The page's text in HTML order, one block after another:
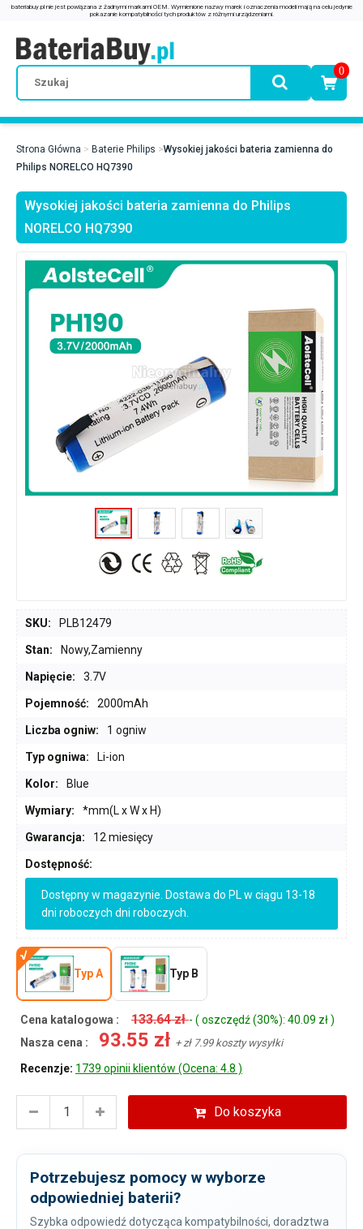
0
Strona Główna Baterie Philips
Wysokiej jakości bateria zamienna do
Philips NORELCO HQ7390
Wysokiej jakości bateria zamienna do Philips
NORELCO HQ7390
SKU: PLB12479
Stan: Nowy,Zamienny
Napięcie: 3.7V
Pojemność: 2000mAh
Liczba ogniw: 1 ogniw
Typ ogniwa: Li-ion
Kolor: Blue
Wymiary: *mm(L x W x H)
Gwarancja: 12 miesięcy
Dostępność:
Dostępny w magazynie. Dostawa do PL w ciągu 13-18
dni roboczych dni roboczych.
Typ A Typ B
Cena katalogowa : 133.64 zł- ( oszczędź (30%): 40.09 zł )
Nasza cena :
93.55 zł + zł 7.99 koszty wysyłki
Recenzje: 1739 opinii klientów (Ocena: 4.8 )
Do koszyka
Potrzebujesz pomocy w wyborze
odpowiedniej baterii?
Szybka odpowiedź dotycząca kompatybilności, doradztwa